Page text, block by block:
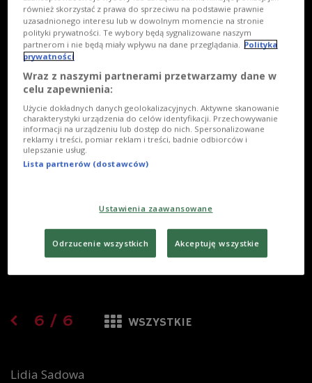
6 / 6 WSZYSTKIE
Lidia Sadowa
również skorzystać z prawa do sprzeciwu na podstawie prawnie
uzasadnionego interesu lub w dowolnym momencie na stronie
polityki prywatności. Te wybory będą sygnalizowane naszym
partnerom i nie będą miały wpływu na dane przeglądania. Polityka
prywatności
Wraz z naszymi partnerami przetwarzamy dane w
celu zapewnienia:
Użycie dokładnych danych geolokalizacyjnych. Aktywne skanowanie
charakterystyki urządzenia do celów identyfikacji. Przechowywanie
informacji na urządzeniu lub dostęp do nich. Spersonalizowane
reklamy i treści, pomiar reklam i treści, badnie odbiorców i
ulepszanie usług.
Lista partnerów (dostawców)
Ustawienia zaawansowane
Odrzucenie wszystkich Akceptuję wszystkie